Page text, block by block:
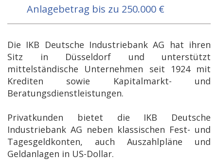
Anlagebetrag bis zu 250.000 €
Die IKB Deutsche Industriebank AG hat ihren
Sitz in Düsseldorf und unterstützt
mittelständische Unternehmen seit 1924 mit
Krediten sowie Kapitalmarkt- und
Beratungsdienstleistungen.
Privatkunden bietet die IKB Deutsche
Industriebank AG neben klassischen Fest- und
Tagesgeldkonten, auch Auszahlpläne und
Geldanlagen in US-Dollar.